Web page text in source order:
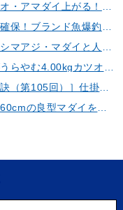
【釣果速報】神奈川県五エム丸でカツオ・アマダイ上がる！イトヨリ・カサゴ・鬼カサゴなどゲストも多種多様！充実の釣行をお約束します！
勘次郎丸で特大サイズの金アジを大量確保！ブランド魚爆釣の秘密は船長特製の「アレ」だった！【口コミ多数掲載】
【釣果速報】千葉県春栄丸でイサキ・シマアジ・マダイと人気魚種続々ゲット！いろいろな魚との出会いを楽しみたい人は即予約を！
【釣果速報】神奈川県大松丸で誰もがうらやむ4.00kgカツオをキャッチ！あなたも乗船して青物三昧しませんか？
［仕掛け作りがサクサク進む結びの秘訣（第105回）］仕掛け巻きの使い方②
【釣果速報】茨城県第二つれたか丸で60cmの良型マダイをキャッチ！アジのアタリも好調！人気者を一気にゲットできるリレー船が今、大人気！